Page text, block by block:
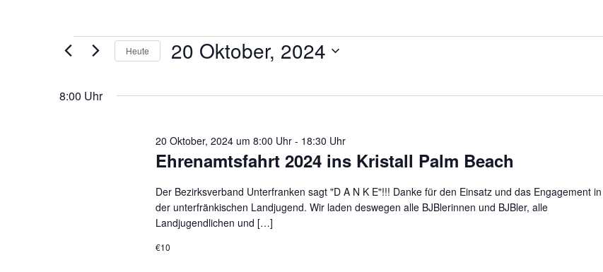
Veranstaltungen
für
Oktober,
Heute 20 Oktober, 2024
wählen.
8:00 Uhr
Ehrenamtsfahrt 2024 ins Kristall Palm Beach
20 Oktober, 2024 um 8:00 Uhr- 18:30 Uhr
Der Bezirksverband Unterfranken sagt "D A N K E"!!! Danke für den Einsatz und das Engagement in
der unterfränkischen Landjugend. Wir laden deswegen alle BJBlerinnen und BJBler, alle
Landjugendlichen und […]
€10